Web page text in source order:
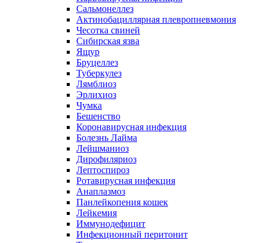
Сальмонеллез
Актинобациллярная плевропневмония
Чесотка свиней
Сибирская язва
Ящур
Бруцеллез
Туберкулез
Лямблиоз
Эрлихиоз
Чумка
Бешенство
Коронавирусная инфекция
Болезнь Лайма
Лейшманиоз
Дирофиляриоз
Лептоспироз
Ротавирусная инфекция
Анаплазмоз
Панлейкопения кошек
Лейкемия
Иммунодефицит
Инфекционный перитонит